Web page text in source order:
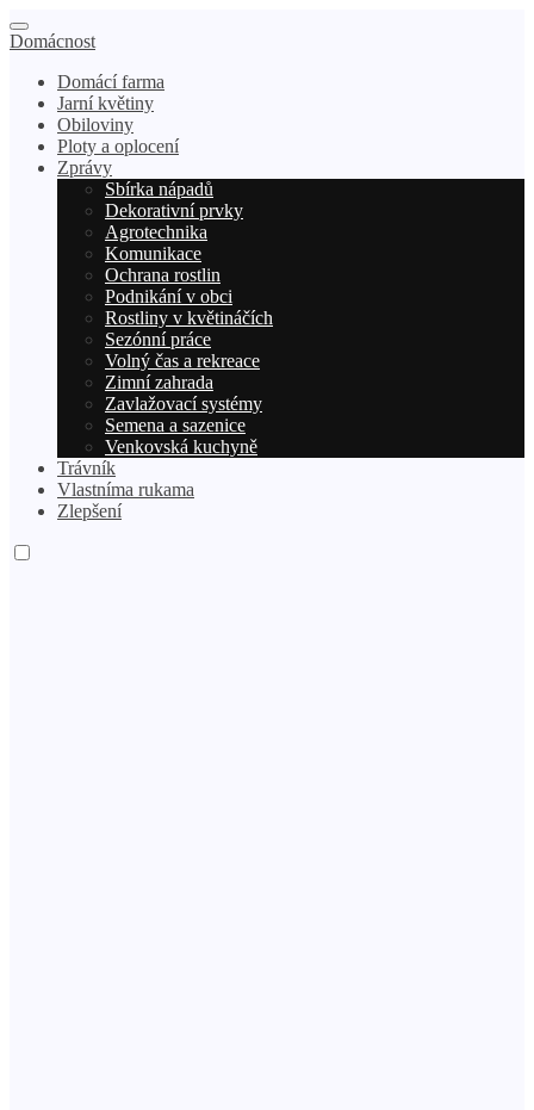
Domácnost
Domácí farma
Jarní květiny
Obiloviny
Ploty a oplocení
Zprávy
Sbírka nápadů
Dekorativní prvky
Agrotechnika
Komunikace
Ochrana rostlin
Podnikání v obci
Rostliny v květináčích
Sezónní práce
Volný čas a rekreace
Zimní zahrada
Zavlažovací systémy
Semena a sazenice
Venkovská kuchyně
Trávník
Vlastníma rukama
Zlepšení